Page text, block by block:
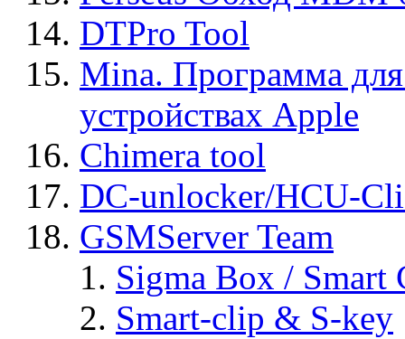
DTPro Tool
Mina. Программа
устройствах Apple
Chimera tool
DC-unlocker/HCU-
GSMServer Team
Sigma Box / Smart
Smart-clip & S-key